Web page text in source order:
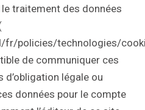
traitement des données
fr/policies/technologies/
de communiquer ces
d’obligation légale ou
données pour le compte